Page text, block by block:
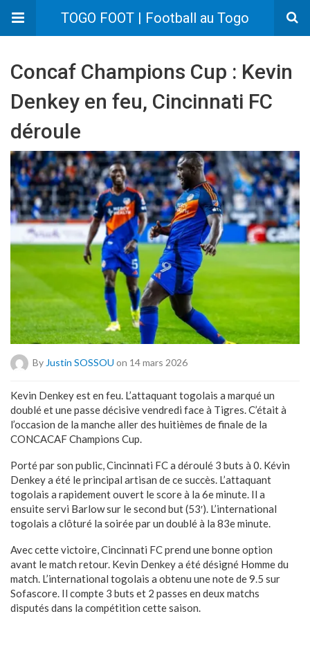
TOGO FOOT | Football au Togo
Concaf Champions Cup : Kevin
Denkey en feu, Cincinnati FC
déroule
By Justin SOSSOU on 14 mars 2026
Kevin Denkey est en feu. L’attaquant togolais a marqué un
doublé et une passe décisive vendredi face à Tigres. C’était à
l’occasion de la manche aller des huitièmes de finale de la
CONCACAF Champions Cup.
Porté par son public, Cincinnati FC a déroulé 3 buts à 0. Kévin
Denkey a été le principal artisan de ce succès. L’attaquant
togolais a rapidement ouvert le score à la 6e minute. Il a
ensuite servi Barlow sur le second but (53′). L’international
togolais a clôturé la soirée par un doublé à la 83e minute.
Avec cette victoire, Cincinnati FC prend une bonne option
avant le match retour. Kevin Denkey a été désigné Homme du
match. L’international togolais a obtenu une note de 9.5 sur
Sofascore. Il compte 3 buts et 2 passes en deux matchs
disputés dans la compétition cette saison.